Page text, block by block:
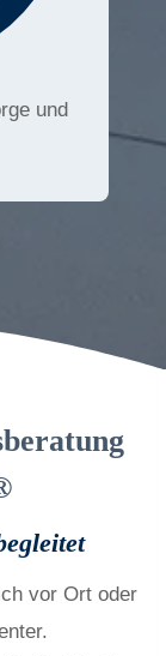
und
vor Ort oder